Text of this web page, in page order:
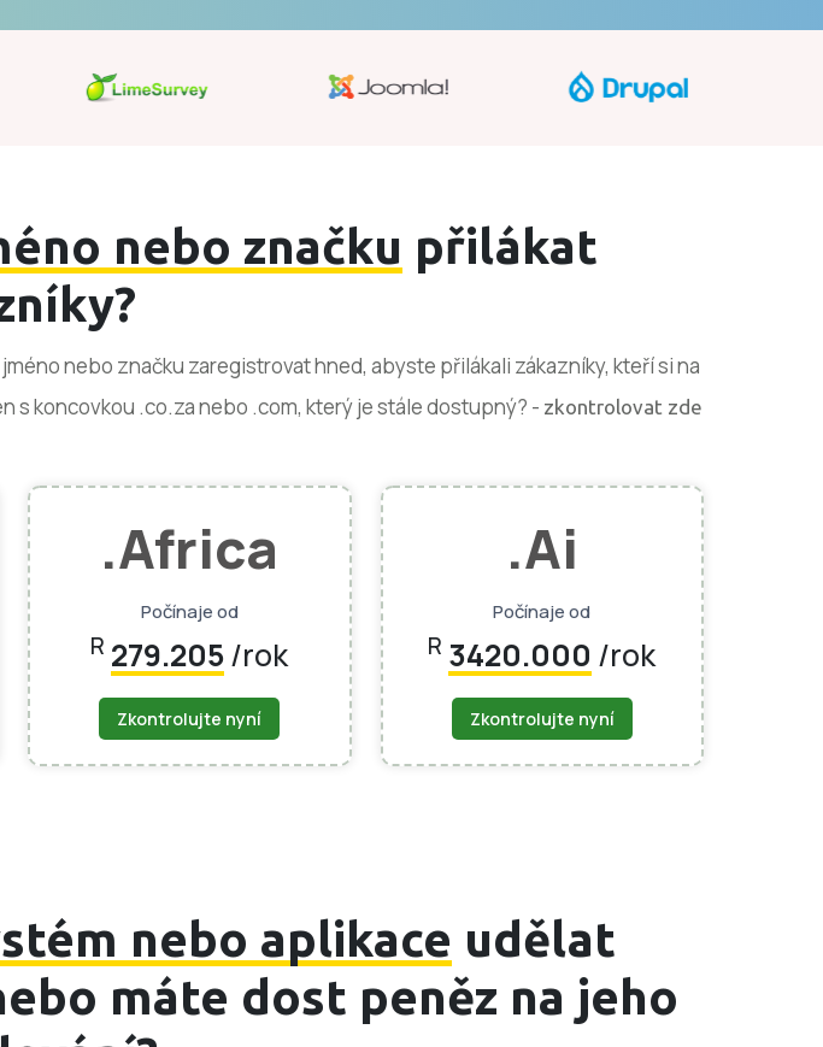
nebo značku přilákat
nebo značku zaregistrovat hned, abyste přilákali zákazníky, kteří si na
s koncovkou .co.za nebo .com, který je stále dostupný? - zkontrolovat zde
.africa
Počínaje od
R 279.205/rok
Zkontrolujte nyní
.ai
Počínaje od
R 3420.000 /rok
Zkontrolujte nyní
nebo aplikace udělat
máte dost peněz na jeho